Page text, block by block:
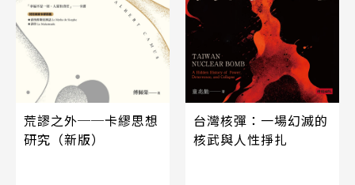
荒謬之外──卡繆思想
研究（新版）
台灣核彈：一場幻滅的
核武與人性掙扎